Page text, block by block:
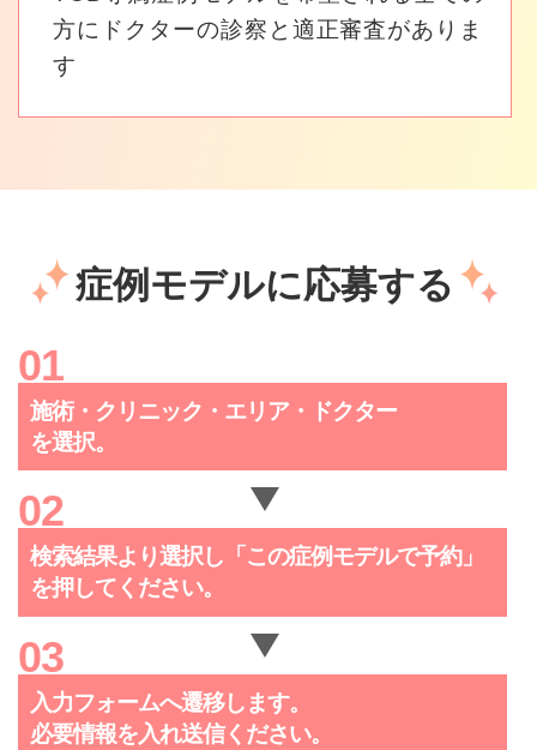
方にドクターの診察と適正審査がありま
す
症例モデルに応募する
施術・クリニック・ エリア・ドクター
を選択。
検索結果より選択し「この症例モデルで予約」
を押してください。
入力フォームへ遷移します。
必要情報を入れ送信ください。